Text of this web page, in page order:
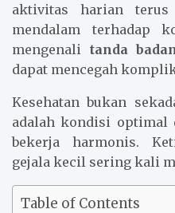
aktivitas harian
mendalam terhadap
mengenali tanda
dapat mencegah
Kesehatan bukan
adalah kondisi optimal
bekerja harmonis.
gejala kecil sering kali
Table of Contents